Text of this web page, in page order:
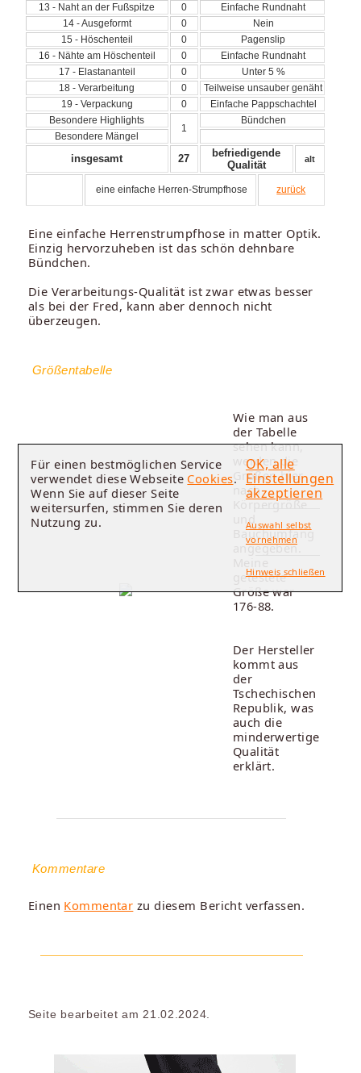
13 - Naht an der Fußspitze
0
Einfache Rundnaht
14 - Ausgeformt
0
Nein
15 - Höschenteil
0
Pagenslip
16 - Nähte am Höschenteil
0
Einfache Rundnaht
17 - Elastananteil
0
Unter 5 %
18 - Verarbeitung
0
Teilweise unsauber genäht
19 - Verpackung
0
Einfache Pappschachtel
Besondere Highlights
1
Bündchen
Besondere Mängel
insgesamt 27
befriedigende
Qualität
alt
eine einfache Herren-Strumpfhose zurück
Eine einfache Herrenstrumpfhose in matter Optik.
Einzig hervorzuheben ist das schön dehnbare
Bündchen.
Die Verarbeitungs-Qualität ist zwar etwas besser
als bei der Fred, kann aber dennoch nicht
überzeugen.
Größentabelle
Wie man aus
der Tabelle
sehen kann,
werden die
Größen hier
nach
Körpergröße
und
Bauchumfang
angegeben.
getestete
Größe war
176-88.
Der Hersteller
kommt aus
der
Tschechischen
Republik, was
auch die
minderwertige
Qualität
erklärt.
Kommentare
Einen Kommentar zu diesem Bericht verfassen.
Seite bearbeitet am 21.02.2024.
Für einen bestmöglichen Service
verwendet diese Webseite Cookies.
Wenn Sie auf dieser Seite
weitersurfen, stimmen Sie deren
Nutzung zu.
OK, alle
Einstellungen
akzeptieren
Auswahl selbst
vornehmen
Hinweis schließen